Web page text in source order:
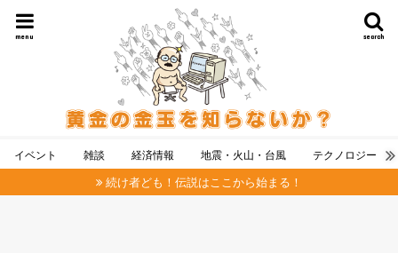
search
menu
イベント 雑談 経済情報 地震・火山・台風 テクノロジー
続け者ども！伝説はここから始まる！